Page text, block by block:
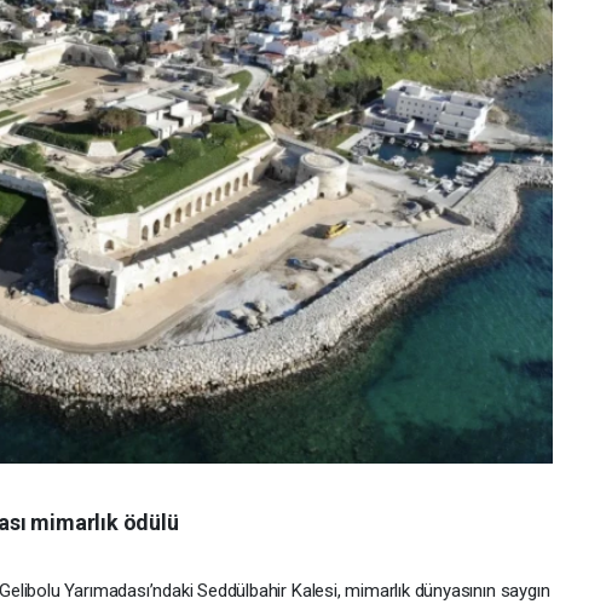
mimarlık ödülü
Yarımadası’ndaki Seddülbahir Kalesi, mimarlık dünyasının saygın